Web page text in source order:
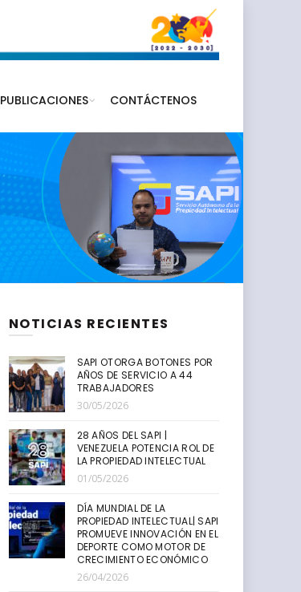
PUBLICACIONES CONTÁCTENOS
NOTICIAS RECIENTES
SAPI OTORGA BOTONES POR
AÑOS DE SERVICIO A 44
TRABAJADORES
30/05/2026
28 AÑOS DEL SAPI |
VENEZUELA POTENCIA ROL DE
LA PROPIEDAD INTELECTUAL
01/05/2026
DÍA MUNDIAL DE LA
PROPIEDAD INTELECTUAL| SAPI
PROMUEVE INNOVACIÓN EN EL
DEPORTE COMO MOTOR DE
CRECIMIENTO ECONÓMICO
26/04/2026